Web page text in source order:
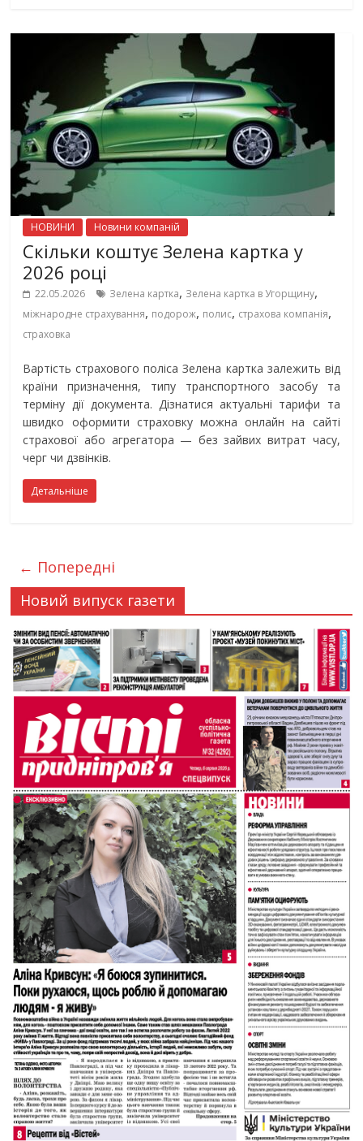
НОВИНИ Новини компаній
Скільки коштує Зелена картка у
2026 році
22.05.2026 Зелена картка, Зелена картка в Угорщину,
міжнародне страхування, подорож, полис, страхова компанія,
страховка
Вартість страхового поліса Зелена картка залежить від
країни призначення, типу транспортного засобу та
терміну дії документа. Дізнатися актуальні тарифи та
швидко оформити страховку можна онлайн на сайті
страхової або агрегатора — без зайвих витрат часу,
черг чи дзвінків.
Детальніше
← Попередні
Новий випуск газети